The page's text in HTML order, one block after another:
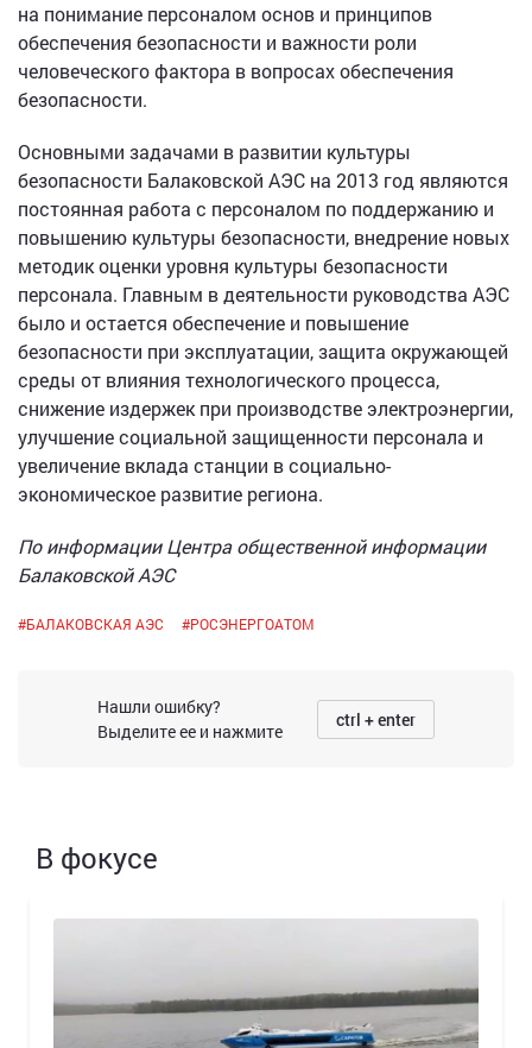
на понимание персоналом основ и принципов
обеспечения безопасности и важности роли
человеческого фактора в вопросах обеспечения
безопасности.
Основными задачами в развитии культуры
безопасности Балаковской АЭС на 2013 год являются
постоянная работа с персоналом по поддержанию и
повышению культуры безопасности, внедрение новых
методик оценки уровня культуры безопасности
персонала. Главным в деятельности руководства АЭС
было и остается обеспечение и повышение
безопасности при эксплуатации, защита окружающей
среды от влияния технологического процесса,
снижение издержек при производстве электроэнергии,
улучшение социальной защищенности персонала и
увеличение вклада станции в социально-
экономическое развитие региона.
По информации Центра общественной информации
Балаковской АЭС
#БАЛАКОВСКАЯ АЭС #РОСЭНЕРГОАТОМ
Нашли ошибку?
Выделите ее и нажмите
ctrl + enter
В фокусе